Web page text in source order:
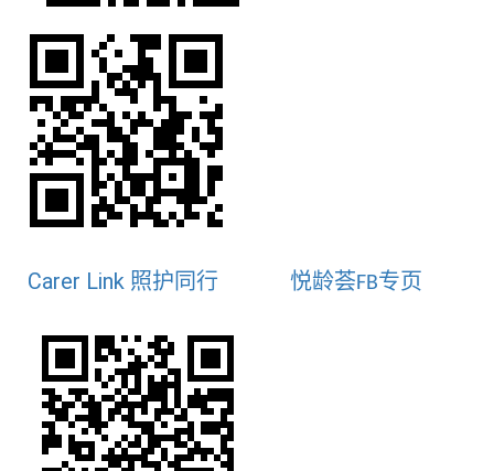
Carer Link 照护同行 悦龄荟 FB专页